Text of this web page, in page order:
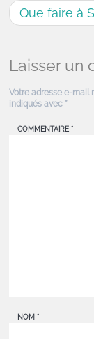
Que faire à
Laisser un
Votre adresse e-mail
indiqués avec *
COMMENTAIRE *
NOM *